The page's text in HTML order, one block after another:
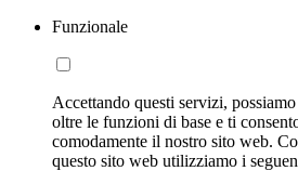
Funzionale
Accettando questi servizi,
oltre le funzioni di base e ti
comodamente il nostro sito web.
questo sito web utilizziamo i